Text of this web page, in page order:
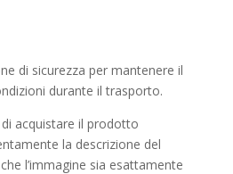
di sicurezza per mantenere il
durante il trasporto.
acquistare il prodotto
la descrizione del
l’immagine sia esattamente